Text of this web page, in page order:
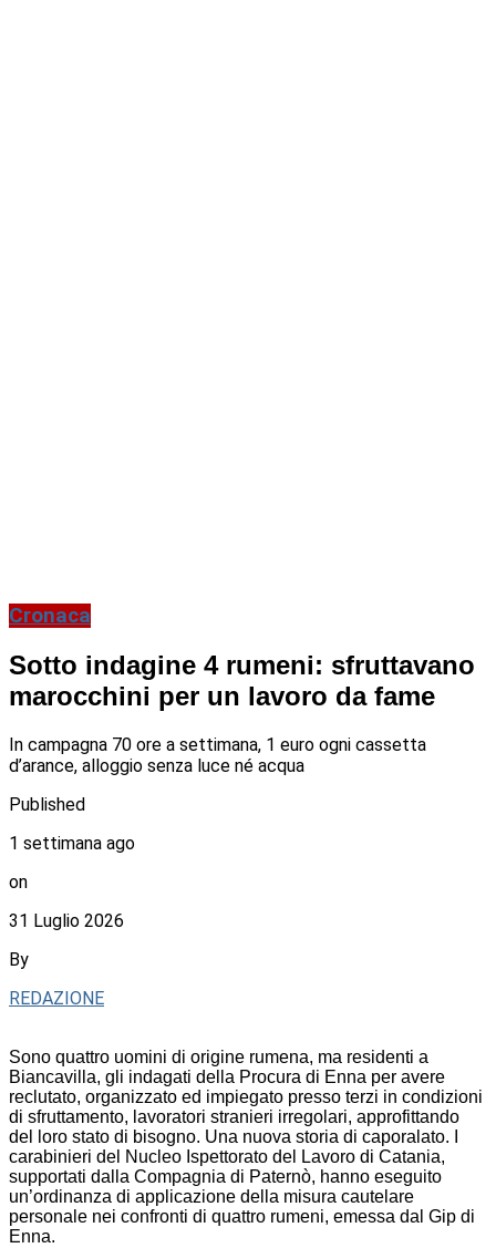
Cronaca
Sotto indagine 4 rumeni: sfruttavano
marocchini per un lavoro da fame
In campagna 70 ore a settimana, 1 euro ogni cassetta
d’arance, alloggio senza luce né acqua
Published
1 settimana ago
on
31 Luglio 2026
By
REDAZIONE
Sono quattro uomini di origine rumena, ma residenti a
Biancavilla, gli indagati della Procura di Enna per avere
reclutato, organizzato ed impiegato presso terzi in condizioni
di sfruttamento, lavoratori stranieri irregolari, approfittando
del loro stato di bisogno. Una nuova storia di caporalato. I
carabinieri del Nucleo Ispettorato del Lavoro di Catania,
supportati dalla Compagnia di Paternò, hanno eseguito
un’ordinanza di applicazione della misura cautelare
personale nei confronti di quattro rumeni, emessa dal Gip di
Enna.